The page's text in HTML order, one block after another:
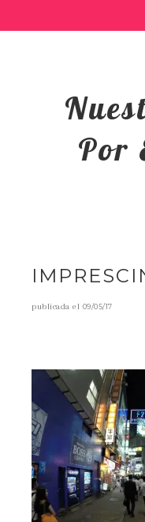
Por
publicada el 09/05/17